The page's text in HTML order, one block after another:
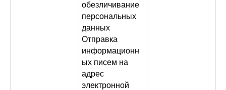
обезличивание
персональных
данных
Отправка
информационн
ых писем на
адрес
электронной